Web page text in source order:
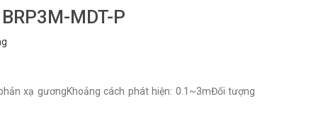
MDT-P
xạ gươngKhoảng cách phát hiện: 0.1~3mĐối tượng